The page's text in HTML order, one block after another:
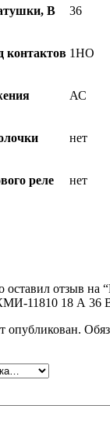
В 36
контактов 1НО
АС
нет
реле нет
оставил отзыв на
11810 18 А 36
опубликован.